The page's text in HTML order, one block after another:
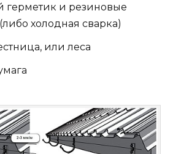
герметик и резиновые
холодная сварка)
или леса